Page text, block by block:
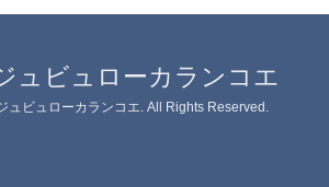
ュビュローカランコエ
ュビュローカランコエ. All Rights Reserved.